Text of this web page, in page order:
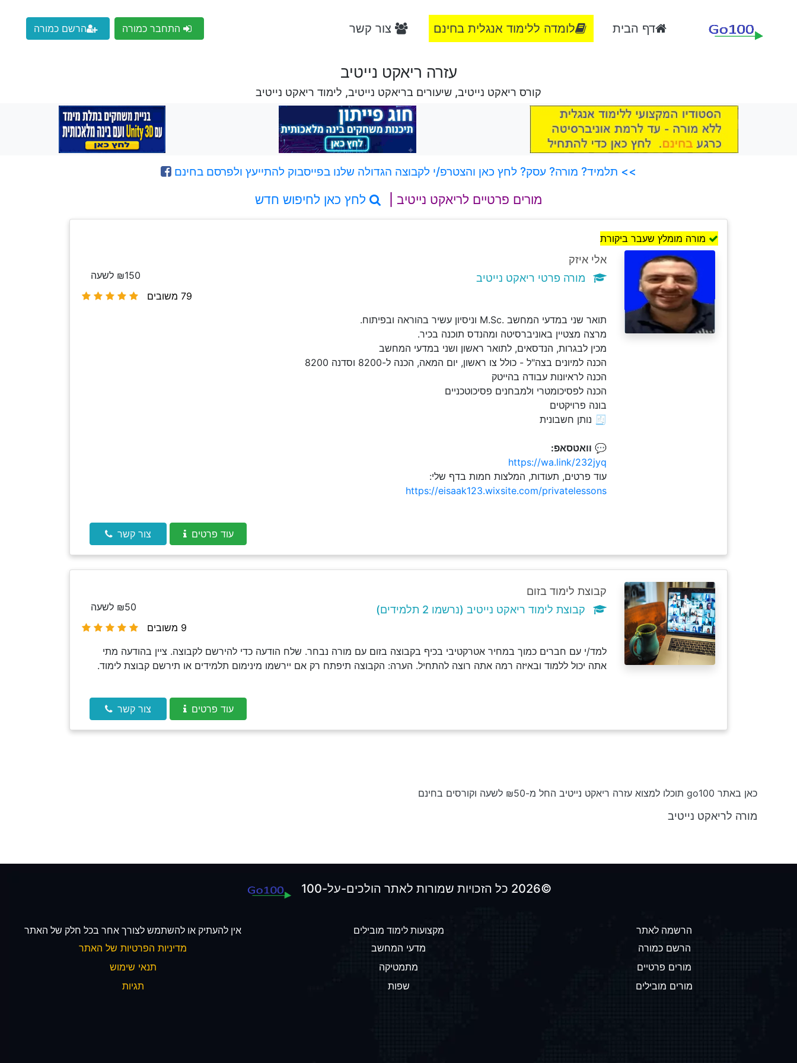
דף הבית לומדה ללימוד אנגלית בחינם צור קשר התחבר כמורה הרשם כמורה
עזרה ריאקט נייטיב
קורס ריאקט נייטיב, שיעורים בריאקט נייטיב, לימוד ריאקט נייטיב
>> תלמיד? מורה? עסק? לחץ כאן והצטרפ/י לקבוצה הגדולה שלנו בפייסבוק להתייעץ ולפרסם בחינם
מורים פרטיים לריאקט נייטיב | לחץ כאן לחיפוש חדש
מורה מומלץ שעבר ביקורת
אלי איזק
מורה פרטי ריאקט נייטיב
79 משובים
₪150 לשעה
תואר שני במדעי המחשב .M.Sc וניסיון עשיר בהוראה ובפיתוח.
מרצה מצטיין באוניברסיטה ומהנדס תוכנה בכיר.
מכין לבגרות, הנדסאים, לתואר ראשון ושני במדעי המחשב
הכנה למיונים בצה"ל - כולל צו ראשון, יום המאה, הכנה ל-8200 וסדנה 8200
הכנה לראיונות עבודה בהייטק
הכנה לפסיכומטרי ולמבחנים פסיכוטכניים
בונה פרויקטים
🧾 נותן חשבונית
💬 וואטסאפ:
https://wa.link/232jyq
עוד פרטים, תעודות, המלצות חמות בדף שלי:
https://eisaak123.wixsite.com/privatelessons
עוד פרטים צור קשר
קבוצת לימוד בזום
קבוצת לימוד ריאקט נייטיב (נרשמו 2 תלמידים)
9 משובים
₪50 לשעה
למד/י עם חברים כמוך במחיר אטרקטיבי בכיף בקבוצה בזום עם מורה נבחר. שלח הודעה כדי להירשם לקבוצה. ציין בהודעה מתי
אתה יכול ללמוד ובאיזה רמה אתה רוצה להתחיל. הערה: הקבוצה תיפתח רק אם יירשמו מינימום תלמידים או תירשם קבוצת לימוד.
עוד פרטים צור קשר
כאן באתר go100 תוכלו למצוא עזרה ריאקט נייטיב החל מ-₪50 לשעה וקורסים בחינם
מורה לריאקט נייטיב
©2026 כל הזכויות שמורות לאתר הולכים-על-100
הרשמה לאתר
הרשם כמורה
מורים פרטיים
מורים מובילים
מקצועות לימוד מובילים
מדעי המחשב
מתמטיקה
שפות
אין להעתיק או להשתמש לצורך אחר בכל חלק של האתר
מדיניות הפרטיות של האתר
תנאי שימוש
תגיות